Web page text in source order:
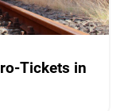
Tickets in